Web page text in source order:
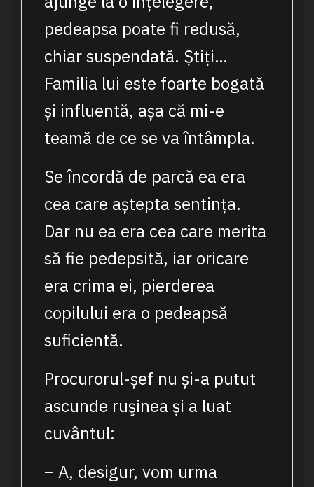
pedeapsa poate fi redusă,
chiar suspendată. Știți…
Familia lui este foarte bogată
și influentă, așa că mi-e
teamă de ce se va întâmpla.
Se încordă de parcă ea era
cea care aștepta sentința.
Dar nu ea era cea care merita
să fie pedepsită, iar oricare
era crima ei, pierderea
copilului era o pedeapsă
suficientă.
Procurorul-șef nu și-a putut
ascunde ruşinea și a luat
cuvântul:
– A, desigur, vom urma